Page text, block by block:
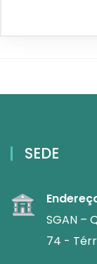
SEDE
SGAN –
74 -